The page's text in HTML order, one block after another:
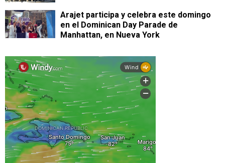
Arajet participa y celebra este domingo
en el Dominican Day Parade de
Manhattan, en Nueva York